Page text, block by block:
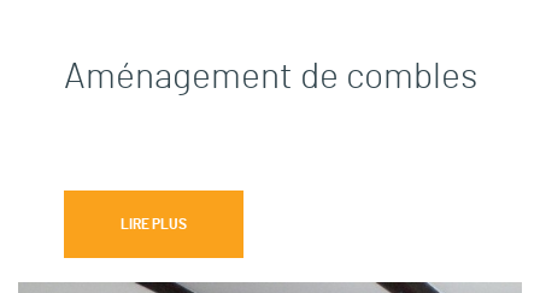
Aménagement de combles
LIRE PLUS